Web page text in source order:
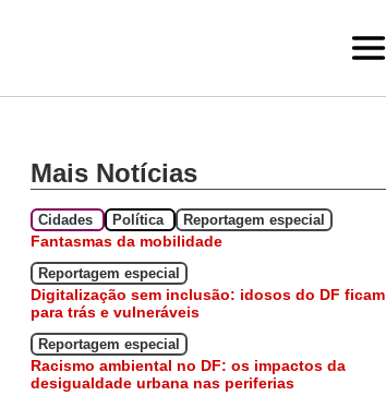
Mais Notícias
Cidades Política Reportagem especial
Fantasmas da mobilidade
Reportagem especial
Digitalização sem inclusão: idosos do DF ficam
para trás e vulneráveis
Reportagem especial
Racismo ambiental no DF: os impactos da
desigualdade urbana nas periferias